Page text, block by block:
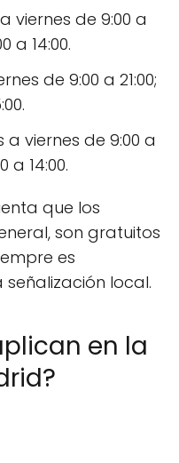
viernes de 9:00 a
a 14:00.
de 9:00 a 21:00;
a viernes de 9:00 a
a 14:00.
que los
son gratuitos
es
local.
en la